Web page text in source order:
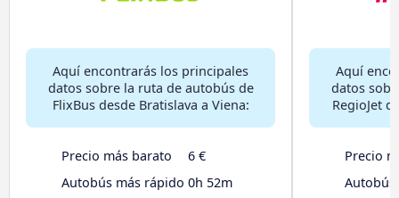
Aquí encontrarás los principales
datos sobre la ruta de autobús de
FlixBus desde Bratislava a Viena:
Precio más barato
6 €
Autobús más rápido 0h 52m
Aquí
datos
RegioJet
Precio